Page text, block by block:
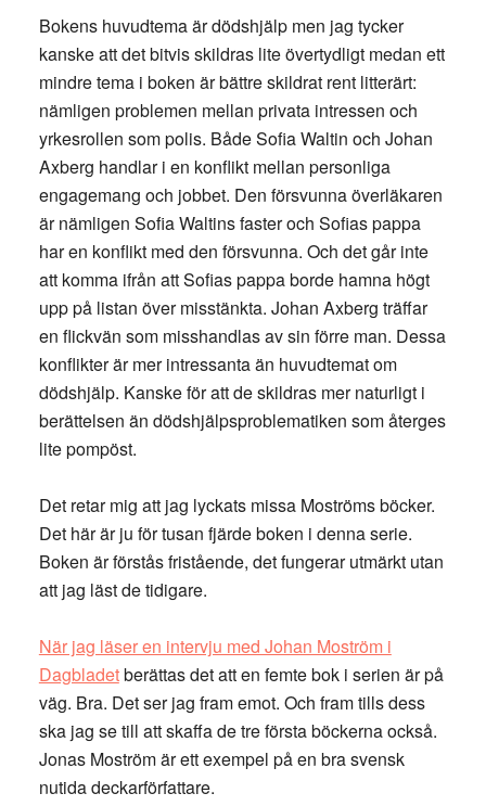
Bokens huvudtema är dödshjälp men jag tycker
kanske att det bitvis skildras lite övertydligt medan ett
mindre tema i boken är bättre skildrat rent litterärt:
nämligen problemen mellan privata intressen och
yrkesrollen som polis. Både Sofia Waltin och Johan
Axberg handlar i en konflikt mellan personliga
engagemang och jobbet. Den försvunna överläkaren
är nämligen Sofia Waltins faster och Sofias pappa
har en konflikt med den försvunna. Och det går inte
att komma ifrån att Sofias pappa borde hamna högt
upp på listan över misstänkta. Johan Axberg träffar
en flickvän som misshandlas av sin förre man. Dessa
konflikter är mer intressanta än huvudtemat om
dödshjälp. Kanske för att de skildras mer naturligt i
berättelsen än dödshjälpsproblematiken som återges
lite pompöst.
Det retar mig att jag lyckats missa Moströms böcker.
Det här är ju för tusan fjärde boken i denna serie.
Boken är förstås fristående, det fungerar utmärkt utan
att jag läst de tidigare.
När jag läser en intervju med Johan Moström i
Dagbladetberättas det att en femte bok i serien är på
väg. Bra. Det ser jag fram emot. Och fram tills dess
ska jag se till att skaffa de tre första böckerna också.
Jonas Moström är ett exempel på en bra svensk
nutida deckarförfattare.